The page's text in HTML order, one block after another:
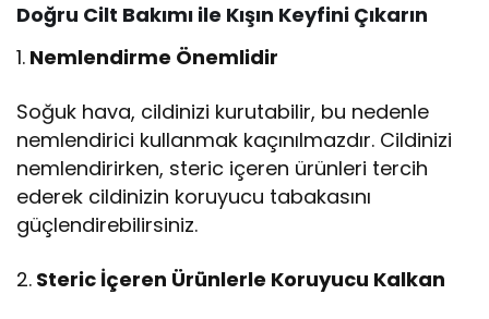
Doğru Cilt Bakımı ile Kışın Keyfini Çıkarın
1. Nemlendirme Önemlidir
Soğuk hava, cildinizi kurutabilir, bu nedenle
nemlendirici kullanmak kaçınılmazdır. Cildinizi
nemlendirirken, steric içeren ürünleri tercih
ederek cildinizin koruyucu tabakasını
güçlendirebilirsiniz.
2. Steric İçeren Ürünlerle Koruyucu Kalkan